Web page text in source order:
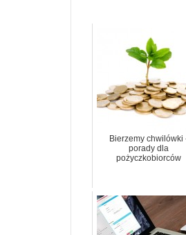
Bierzemy chwilówki
porady dla
pożyczkobiorców